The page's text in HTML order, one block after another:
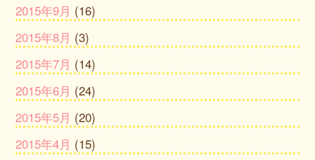
2015年9月 (16)
2015年8月 (3)
2015年7月 (14)
2015年6月 (24)
2015年5月 (20)
2015年4月 (15)